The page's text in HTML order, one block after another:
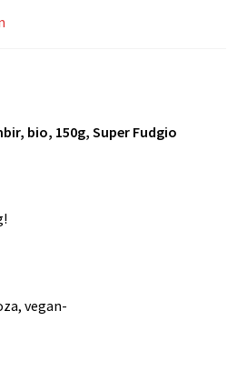
bio, 150g, Super Fudgio
vegan-